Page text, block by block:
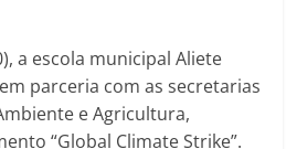
a escola municipal Aliete
parceria com as secretarias
e Agricultura,
“Global Climate Strike”.